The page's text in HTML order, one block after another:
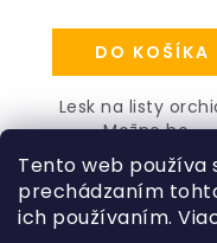
Tento web používa
prechádzaním
ich používaním.
DO KOŠÍKA
Lesk na listy
Možno ho...